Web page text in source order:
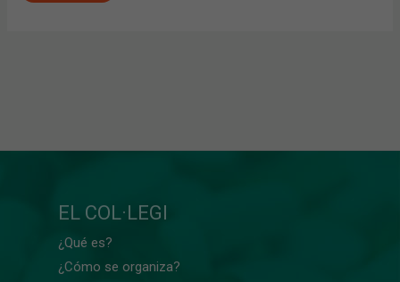
EL COL·LEGI
¿Qué es?
¿Cómo se organiza?